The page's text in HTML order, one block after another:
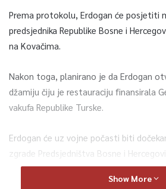
Prema protokolu, Erdogan će posjetiti
predsjednika Republike Bosne i
na Kovačima.
Nakon toga, planirano je da Erdogan
džamiju čiju je restauraciju finansirala
vakufa Republike Turske.
Erdogan će uz vojne počasti biti
zgrade Predsjedništva Bosne i
planiran sastanak sa predsjedavajućim
Show More